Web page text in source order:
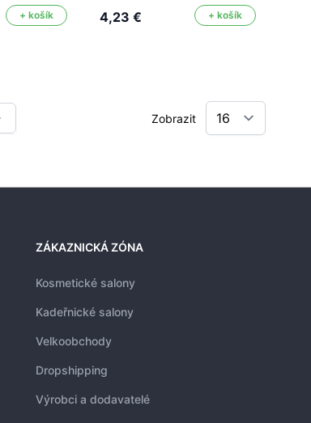
+ košík 4,23 € + košík
Zobrazit
ZÁKAZNICKÁ ZÓNA
Kosmetické salony
Kadeřnické salony
Velkoobchody
Dropshipping
Výrobci a dodavatelé